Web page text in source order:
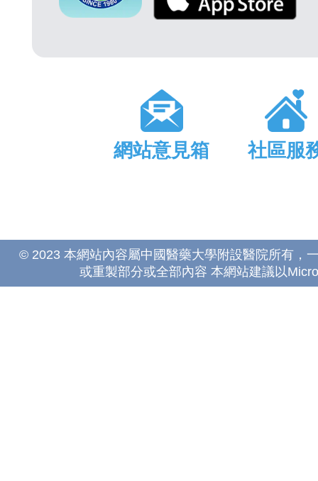
網站意見箱 社區服
© 2023 本網站內容屬中國醫藥大學附設醫院所有，
或重製部分或全部內容 本網站建議以